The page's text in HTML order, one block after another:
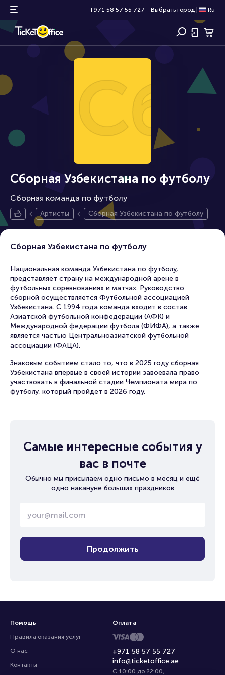
+971 58 57 55 727 Выбрать город Ru
Сборная Узбекистана по футболу
Сборная команда по футболу
Артисты Сборная Узбекистана по футболу
Сборная Узбекистана по футболу
Национальная команда Узбекистана по футболу,
представляет страну на международной арене в
футбольных соревнованиях и матчах. Руководство
сборной осуществляется Футбольной ассоциацией
Узбекистана. С 1994 года команда входит в состав
Азиатской футбольной конфедерации (АФК) и
Международной федерации футбола (ФИФА), а также
является частью Центральноазиатской футбольной
ассоциации (ФАЦА).
Знаковым событием стало то, что в 2025 году сборная
Узбекистана впервые в своей истории завоевала право
участвовать в финальной стадии Чемпионата мира по
футболу, который пройдет в 2026 году.
Самые интересные события у
вас в почте
Обычно мы присылаем одно письмо в месяц и ещё
одно накануне больших праздников
Продолжить
Помощь
Правила оказания услуг
О нас
Контакты
+971 58 57 55 727
info@ticketoffice.ae
С 10:00 до 22:00,
Оплата